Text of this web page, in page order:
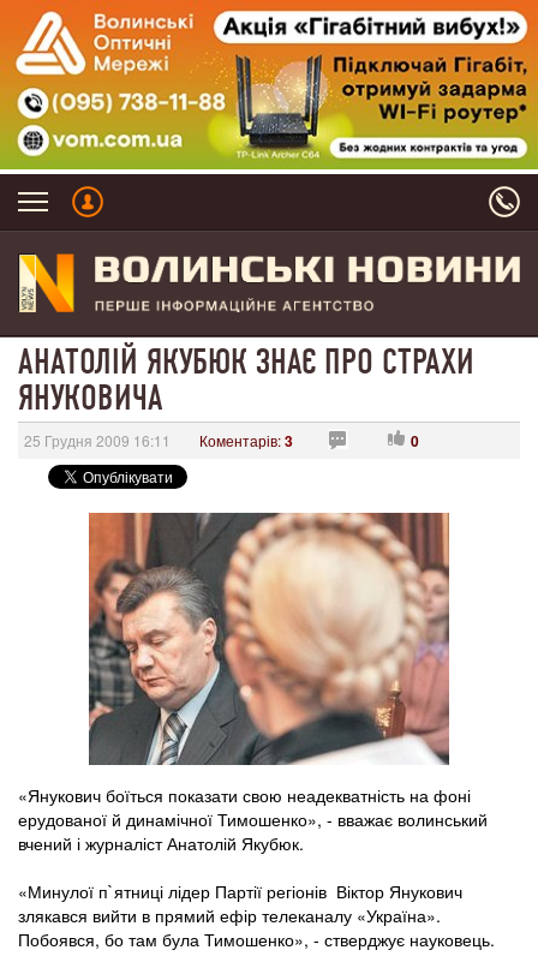
АНАТОЛІЙ ЯКУБЮК ЗНАЄ ПРО СТРАХИ
ЯНУКОВИЧА
25 Грудня 2009 16:11 Коментарів:3 0
«Янукович боїться показати свою неадекватність на фоні
ерудованої й динамічної Тимошенко», - вважає волинський
вчений і журналіст Анатолій Якубюк.
«Минулої п`ятниці лідер Партії регіонів Віктор Янукович
злякався вийти в прямий ефір телеканалу «Україна».
Побоявся, бо там була Тимошенко», - стверджує науковець.